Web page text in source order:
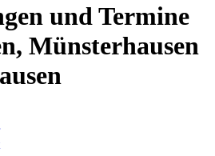
und Termine
Münsterhausen